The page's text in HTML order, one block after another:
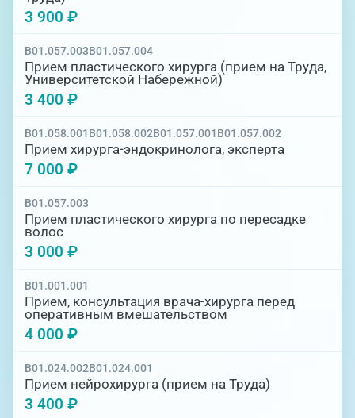
3 900 ₽
B01.057.003B01.057.004
Прием пластического хирурга (прием на Труда,
Университетской Набережной)
3 400 ₽
B01.058.001B01.058.002B01.057.001B01.057.002
Прием хирурга-эндокринолога, эксперта
7 000 ₽
B01.057.003
Прием пластического хирурга по пересадке
волос
3 000 ₽
B01.001.001
Прием, консультация врача-хирурга перед
оперативным вмешательством
4 000 ₽
B01.024.002B01.024.001
Прием нейрохирурга (прием на Труда)
3 400 ₽